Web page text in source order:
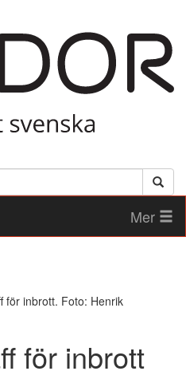
Mer
för inbrott. Foto: Henrik
för inbrott